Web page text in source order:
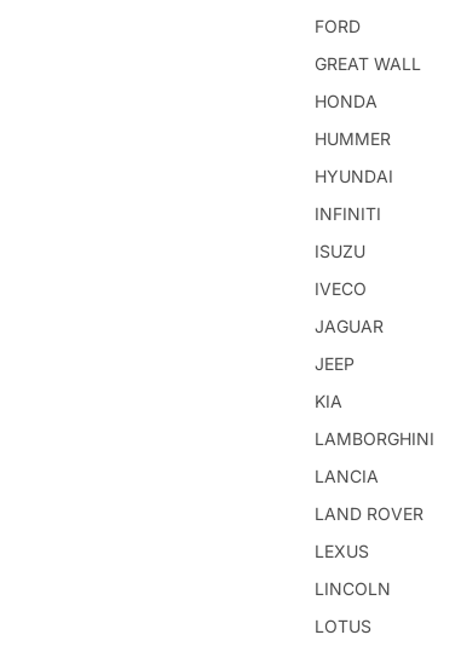
FORD
GREAT WALL
HONDA
HUMMER
HYUNDAI
INFINITI
ISUZU
IVECO
JAGUAR
JEEP
KIA
LAMBORGHINI
LANCIA
LAND ROVER
LEXUS
LINCOLN
LOTUS